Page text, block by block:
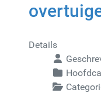
Details